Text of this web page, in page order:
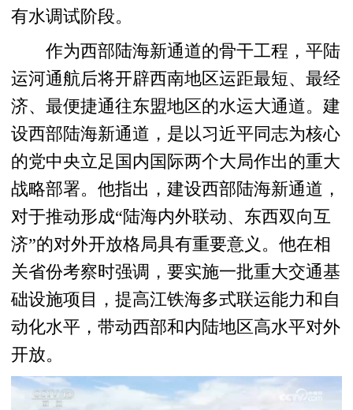
有水调试阶段。
作为西部陆海新通道的骨干工程，平陆
运河通航后将开辟西南地区运距最短、最经
济、最便捷通往东盟地区的水运大通道。建
设西部陆海新通道，是以习近平同志为核心
的党中央立足国内国际两个大局作出的重大
战略部署。他指出，建设西部陆海新通道，
对于推动形成“陆海内外联动、东西双向互
济”的对外开放格局具有重要意义。他在相
关省份考察时强调，要实施一批重大交通基
础设施项目，提高江铁海多式联运能力和自
动化水平，带动西部和内陆地区高水平对外
开放。